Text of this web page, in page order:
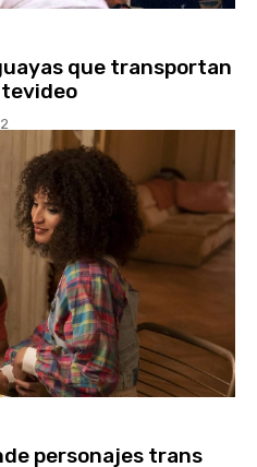
que transportan
personajes trans